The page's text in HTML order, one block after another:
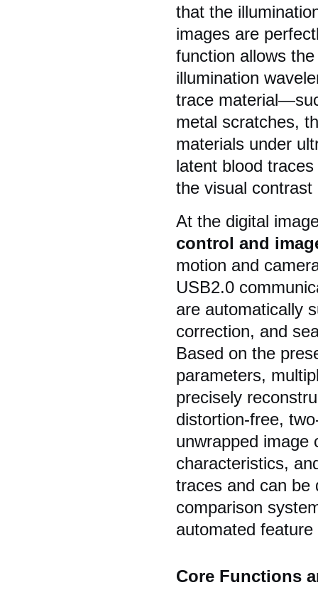
that the
images are
function allows
illumination
trace
metal scratches,
materials under
latent blood
the visual
At the digital
control and
motion and
USB2.0
are automatically
correction, and
Based on the
parameters,
precisely
distortion-free,
unwrapped image
characteristics,
traces and can be
comparison
automated
Core Functions